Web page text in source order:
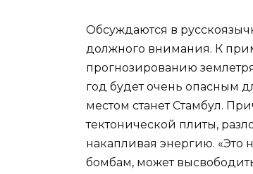
Обсуждаются в
должного внимания. К
прогнозированию
год будет очень опасным
местом станет Стамбул.
тектонической плиты,
накапливая энергию. «Это
бомбам, может